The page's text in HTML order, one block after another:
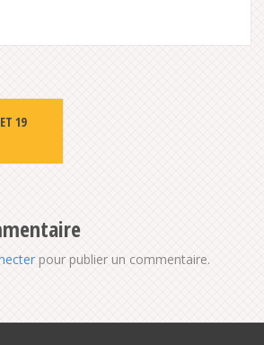
19
pour publier un commentaire.